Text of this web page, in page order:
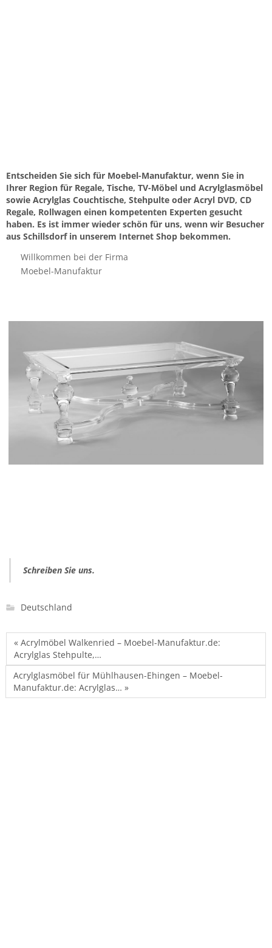
Entscheiden Sie sich für Moebel-Manufaktur, wenn Sie in
Ihrer Region für Regale, Tische, TV-Möbel und Acrylglasmöbel
sowie Acrylglas Couchtische, Stehpulte oder Acryl DVD, CD
Regale, Rollwagen einen kompetenten Experten gesucht
haben. Es ist immer wieder schön für uns, wenn wir Besucher
aus Schillsdorf in unserem Internet Shop bekommen.
Willkommen bei der Firma
Moebel-Manufaktur
Schreiben Sie uns.
Deutschland
« Acrylmöbel Walkenried – Moebel-Manufaktur.de:
Acrylglas Stehpulte,…
Acrylglasmöbel für Mühlhausen-Ehingen – Moebel-
Manufaktur.de: Acrylglas… »